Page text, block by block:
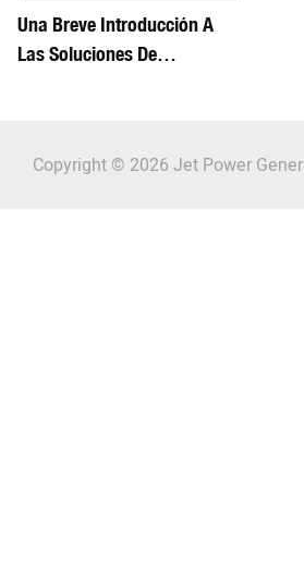
Una Breve Introducción A
Las Soluciones De
Copyright © 2026 Jet Power